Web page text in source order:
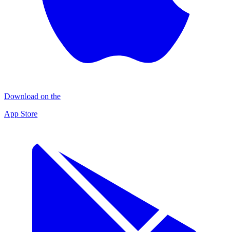
Download on the
App Store